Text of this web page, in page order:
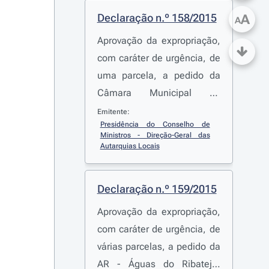
Declaração n.º 158/2015
Aprovação da expropriação,
com caráter de urgência, de
uma parcela, a pedido da
Câmara Municipal de
Mogadouro
Emitente:
Presidência do Conselho de
Ministros - Direção-Geral das
Autarquias Locais
Declaração n.º 159/2015
Aprovação da expropriação,
com caráter de urgência, de
várias parcelas, a pedido da
AR - Águas do Ribatejo,
AA